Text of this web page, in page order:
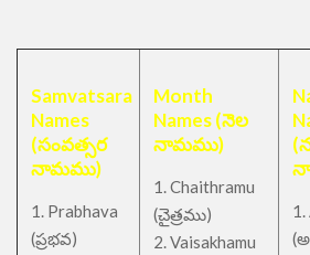
Samvatsara
Names
(సంవత్సర
నామము)
1. Prabhava
(ప్రభవ)
Month
Names (నెల
నామము)
1. Chaithramu
(చైత్రము)
2. Vaisakhamu
1.